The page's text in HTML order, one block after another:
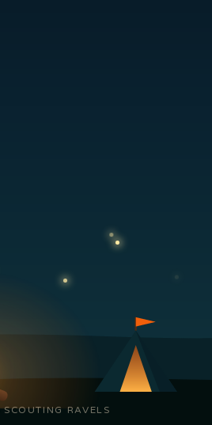
RAVELS